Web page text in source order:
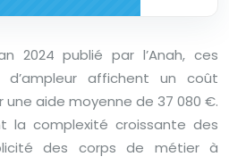
2024 publié par l’Anah, ces
affichent un coût
une aide moyenne de 37 080 €.
la complexité croissante des
des corps de métier à